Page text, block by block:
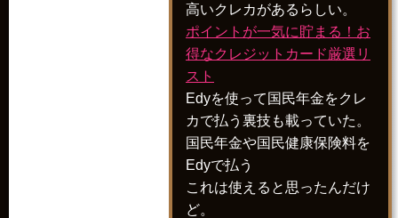
高いクレカがあるらしい。
ポイントが一気に貯まる！お
得なクレジットカード厳選リ
スト
Edyを使って国民年金をクレ
カで払う裏技も載っていた。
国民年金や国民健康保険料を
Edyで払う
これは使えると思ったんだけ
ど。